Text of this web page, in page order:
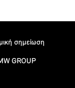
σημείωση
GROUP